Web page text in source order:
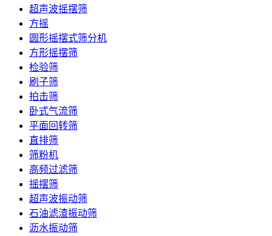
超声波摇摆筛
方摇
圆形摇摆式筛分机
方形摇摆筛
检验筛
刷子筛
拍击筛
卧式气流筛
平面回转筛
直排筛
筛粉机
高频过滤筛
摇摆筛
超声波振动筛
石油滤渣振动筛
沥水振动筛